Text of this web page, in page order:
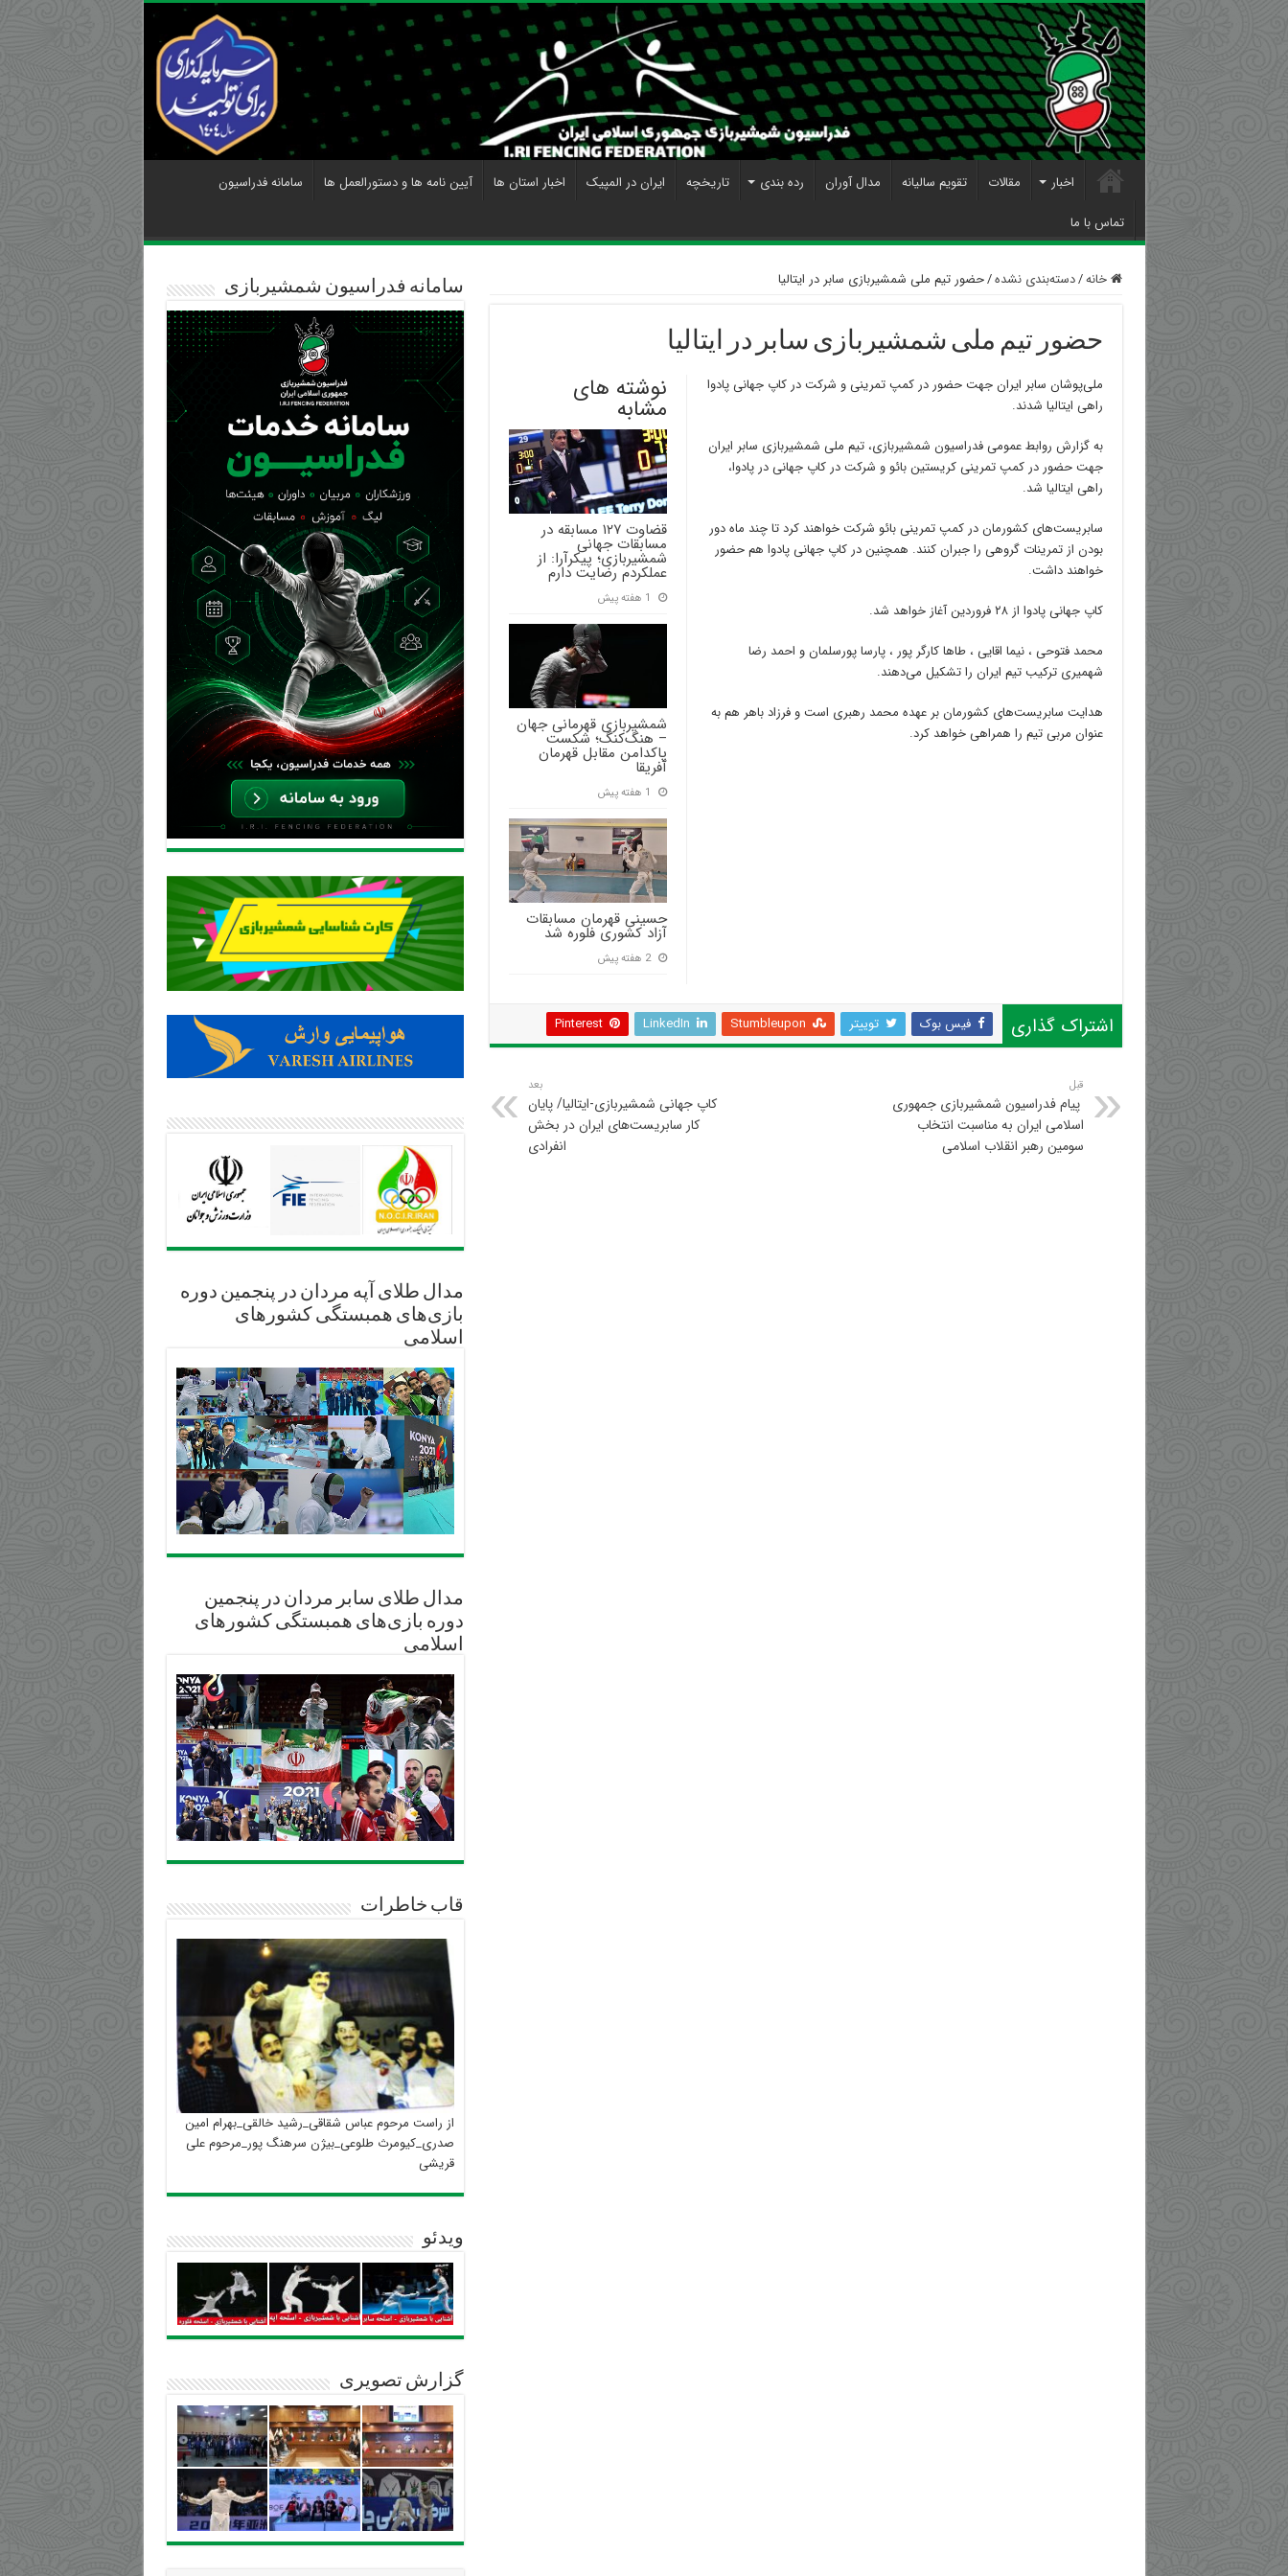
اخبار مقالات تقویم سالیانه مدال آوران رده بندی تاریخچه ایران در المپیک اخبار استان ها آیین نامه ها و دستورالعمل ها
سامانه فدراسیون
تماس با ما
خانه/دسته‌بندی نشده/حضور تیم ملی شمشیربازی سابر در ایتالیا
حضور تیم ملی شمشیربازی سابر در ایتالیا
نوشته های
مشابه
قضاوت ۱۲۷ مسابقه در
مسابقات جهانی
شمشیربازی؛ پیکرآرا: از
عملکردم رضایت دارم
1 هفته پیش
شمشیربازی قهرمانی جهان
– هنگ‌کنگ؛ شکست
پاکدامن مقابل قهرمان
آفریقا
1 هفته پیش
حسینی قهرمان مسابقات
آزاد کشوری فلوره شد
2 هفته پیش
ملی‌پوشان سابر ایران جهت حضور در کمپ تمرینی و شرکت در کاپ جهانی پادوا
راهی ایتالیا شدند.
به گزارش روابط عمومی فدراسیون شمشیربازی، تیم ملی شمشیربازی سابر ایران
جهت حضور در کمپ تمرینی کریستین بائو و شرکت در کاپ جهانی در پادوا،
راهی ایتالیا شد.
سابریست‌های کشورمان در کمپ تمرینی بائو شرکت خواهند کرد تا چند ماه دور
بودن از تمرینات گروهی را جبران کنند. همچنین در کاپ جهانی پادوا هم حضور
خواهند داشت.
کاپ جهانی پادوا از ۲۸ فروردین آغاز خواهد شد.
محمد فتوحی ، نیما اقایی ، طاها کارگر پور ، پارسا پورسلمان و احمد رضا
شهمیری ترکیب تیم ایران را تشکیل می‌دهند.
هدایت سابریست‌های کشورمان بر عهده محمد رهبری است و فرزاد باهر هم به
عنوان مربی تیم را همراهی خواهد کرد.
اشتراک گذاری فیس بوک توییتر Stumbleupon
LinkedIn
Pinterest
قبل
‍ پیام فدراسیون شمشیربازی جمهوری
اسلامی ایران به مناسبت انتخاب
سومین رهبر انقلاب اسلامی
بعد
کاپ جهانی شمشیربازی-ایتالیا/ پایان
کار سابریست‌های ایران در بخش
انفرادی
سامانه فدراسیون شمشیربازی
مدال طلای آپه مردان در پنجمین دوره
بازی‌های همبستگی کشورهای
اسلامی
مدال طلای سابر مردان در پنجمین
دوره بازی‌های همبستگی کشورهای
اسلامی
قاب خاطرات
از راست مرحوم عباس شقاقی_رشید خالقی_بهرام امین
صدری_کیومرث طلوعی_بیژن سرهنگ پور_مرحوم علی
قریشی
ویدئو
گزارش تصویری